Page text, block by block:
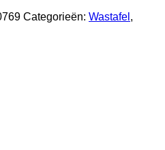
Categorieën: Wastafel ,